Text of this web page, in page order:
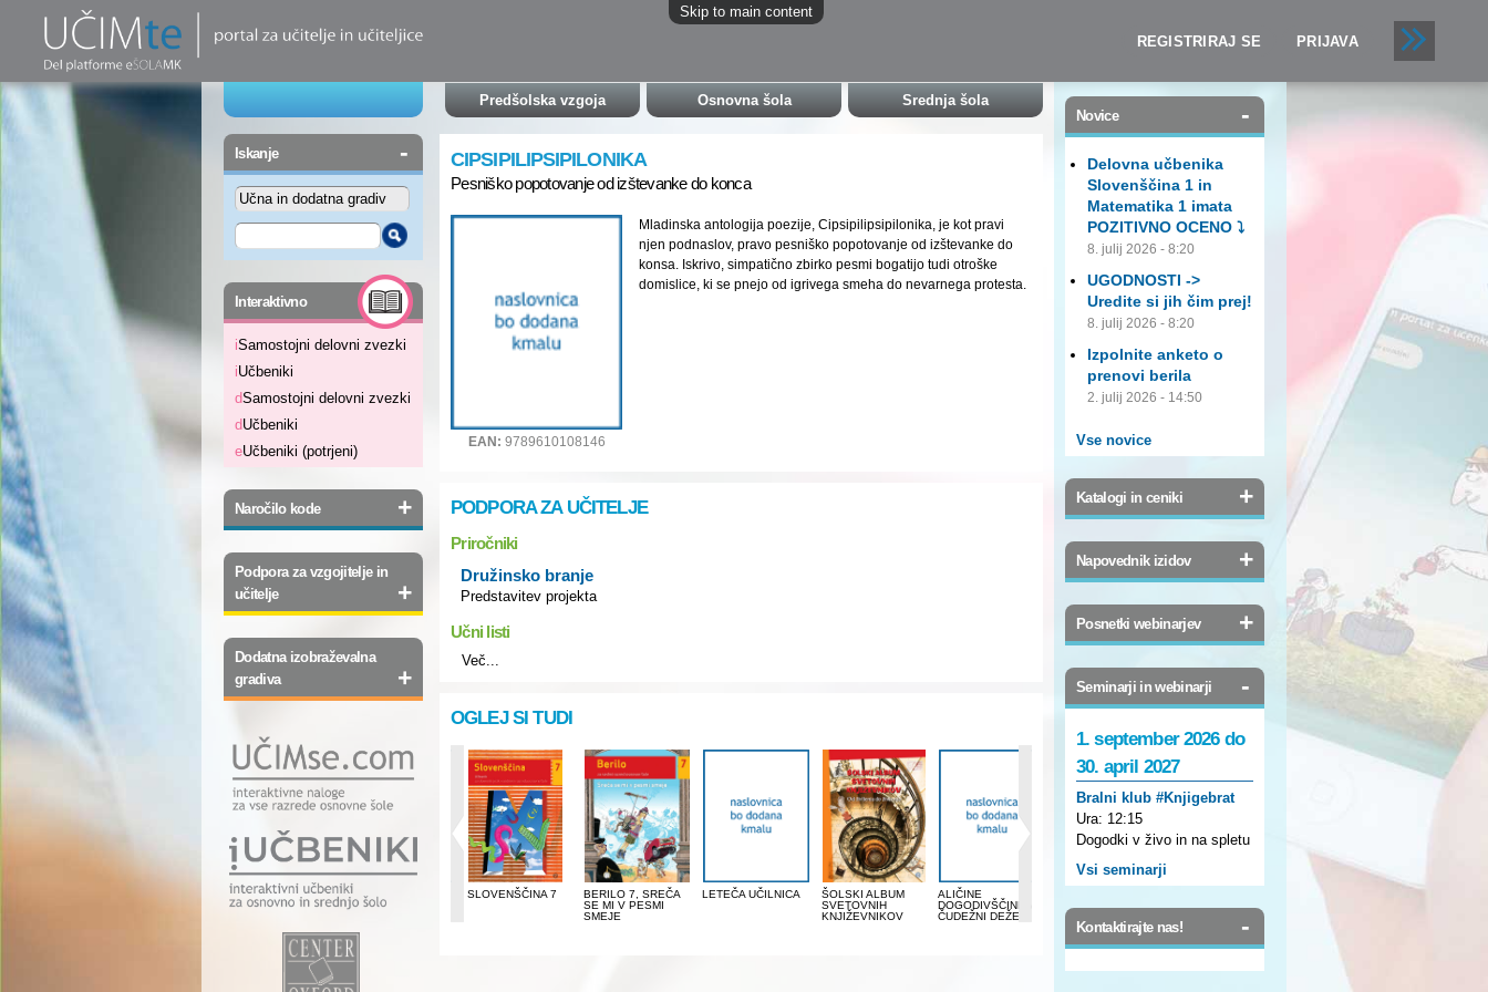
Skip to main content
REGISTRIRAJ SE
PRIJAVA
Predšolska vzgoja Osnovna šola Srednja šola
Iskanje -
Interaktivno -
iSamostojni delovni zvezki
iUčbeniki
dSamostojni delovni zvezki
dUčbeniki
eUčbeniki (potrjeni)
Naročilo kode +
Podpora za vzgojitelje in
učitelje
+
Dodatna izobraževalna
gradiva
+
CIPSIPILIPSIPILONIKA
Pesniško popotovanje od izštevanke do konca
EAN: 9789610108146
Mladinska antologija poezije, Cipsipilipsipilonika, je kot pravi
njen podnaslov, pravo pesniško popotovanje od izštevanke do
konsa. Iskrivo, simpatično zbirko pesmi bogatijo tudi otroške
domislice, ki se pnejo od igrivega smeha do nevarnega protesta.
PODPORA ZA UČITELJE
Priročniki
Družinsko branje
Predstavitev projekta
Učni listi
Več...
OGLEJ SI TUDI
BRIHTNA GLAVCA:
MATEMATIKA 5
ŠOLSKI ALBUM
SLOVENSKIH
SLOVENŠČINA 7
BERILO 7, SREČA
SE MI V PESMI
SMEJE
LETEČA UČILNICA
ŠOLSKI ALBUM
SVETOVNIH
KNJIŽEVNIKOV
ALIČINE
DOGODIVŠČINE V
ČUDEŽNI DEŽELI
Novice -
Delovna učbenika
Slovenščina 1 in
Matematika 1 imata
POZITIVNO OCENO ⤵️
8. julij 2026 - 8:20
UGODNOSTI ->
Uredite si jih čim prej!
8. julij 2026 - 8:20
Izpolnite anketo o
prenovi berila
2. julij 2026 - 14:50
Vse novice
Katalogi in ceniki +
Napovednik izidov +
Posnetki webinarjev +
Seminarji in webinarji -
1. september 2026 do
30. april 2027
Bralni klub #Knjigebrat
Ura: 12:15
Dogodki v živo in na spletu
Vsi seminarji
Kontaktirajte nas! -